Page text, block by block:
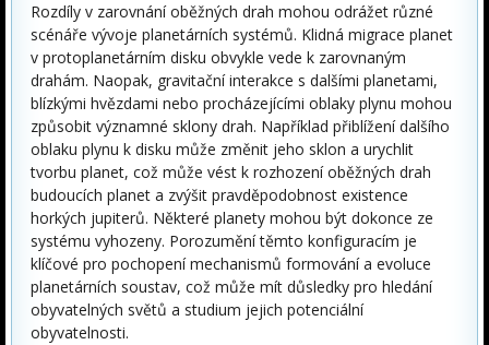
Rozdíly v zarovnání oběžných drah mohou odrážet různé
scénáře vývoje planetárních systémů. Klidná migrace planet
v protoplanetárním disku obvykle vede k zarovnaným
drahám. Naopak, gravitační interakce s dalšími planetami,
blízkými hvězdami nebo procházejícími oblaky plynu mohou
způsobit významné sklony drah. Například přiblížení dalšího
oblaku plynu k disku může změnit jeho sklon a urychlit
tvorbu planet, což může vést k rozhození oběžných drah
budoucích planet a zvýšit pravděpodobnost existence
horkých jupiterů. Některé planety mohou být dokonce ze
systému vyhozeny. Porozumění těmto konfiguracím je
klíčové pro pochopení mechanismů formování a evoluce
planetárních soustav, což může mít důsledky pro hledání
obyvatelných světů a studium jejich potenciální
obyvatelnosti.